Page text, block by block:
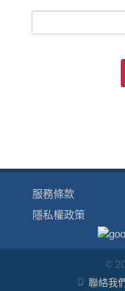
服務條款
隱私權政策
©
聯絡我